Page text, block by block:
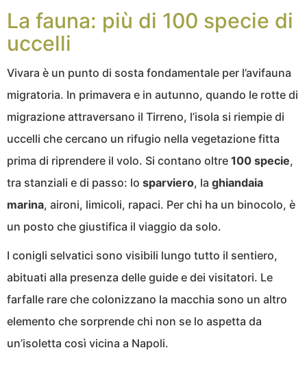
La fauna: più di 100 specie di
uccelli
Vivara è un punto di sosta fondamentale per l’avifauna
migratoria. In primavera e in autunno, quando le rotte di
migrazione attraversano il Tirreno, l’isola si riempie di
uccelli che cercano un rifugio nella vegetazione fitta
prima di riprendere il volo. Si contano oltre 100 specie,
tra stanziali e di passo: lo sparviero, la ghiandaia
marina, aironi, limicoli, rapaci. Per chi ha un binocolo, è
un posto che giustifica il viaggio da solo.
I conigli selvatici sono visibili lungo tutto il sentiero,
abituati alla presenza delle guide e dei visitatori. Le
farfalle rare che colonizzano la macchia sono un altro
elemento che sorprende chi non se lo aspetta da
un’isoletta così vicina a Napoli.